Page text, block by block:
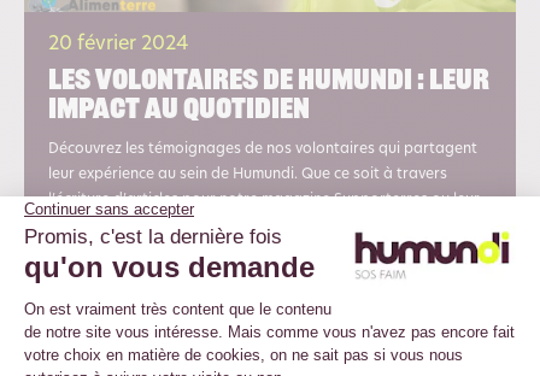
20 février 2024
Les volontaires de Humundi : Leur
impact au quotidien
Découvrez les témoignages de nos volontaires qui partagent
leur expérience au sein de Humundi. Que ce soit à travers
l’écriture d’articles pour notre magazine Supporterres ou leur
immersion dans l’organisation de notre festival Alimeterre ou
de la Humundi Race, ils nous expliquent ce que cette aventure
leur apporte,...
En savoir plus
Voir la vidéo